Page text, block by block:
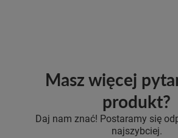
Masz więcej
produkt?
Daj nam znać! Postaramy się
najszybciej.